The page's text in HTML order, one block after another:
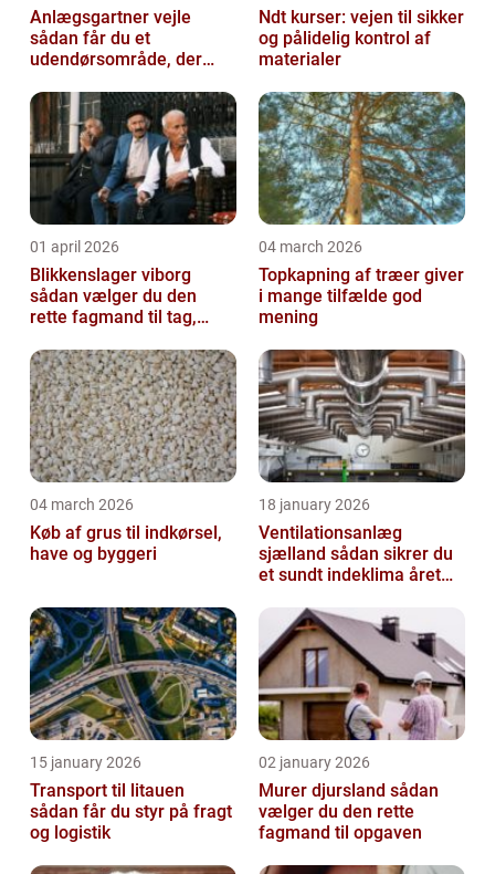
Anlægsgartner vejle
sådan får du et
udendørsområde, der
Ndt kurser: vejen til sikker
og pålidelig kontrol af
materialer
01 april 2026
Blikkenslager viborg
sådan vælger du den
rette fagmand til tag,
04 march 2026
Topkapning af træer giver
i mange tilfælde god
mening
04 march 2026
Køb af grus til indkørsel,
have og byggeri
18 january 2026
Ventilationsanlæg
sjælland sådan sikrer du
et sundt indeklima året
15 january 2026
Transport til litauen
sådan får du styr på fragt
og logistik
02 january 2026
Murer djursland sådan
vælger du den rette
fagmand til opgaven